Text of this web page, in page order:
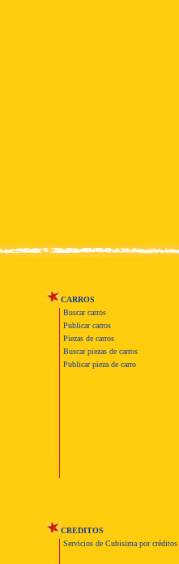
CARROS
Buscar carros
Publicar carros
Piezas de carros
Buscar piezas de carros
Publicar pieza de carro
CREDITOS
Servicios de Cubisima por créditos